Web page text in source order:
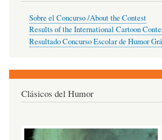
Sobre el Concurso /About the Contest
Results of the International Cartoon
Resultado Concurso Escolar de Humor
Clásicos del Humor